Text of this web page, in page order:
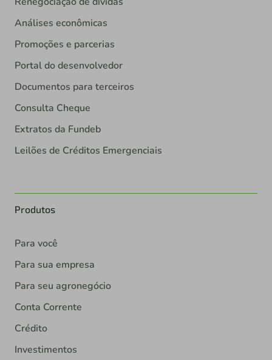
Análises econômicas
Promoções e parcerias
Portal do desenvolvedor
Documentos para terceiros
Consulta Cheque
Extratos da Fundeb
Leilões de Créditos Emergenciais
Produtos
Para você
Para sua empresa
Para seu agronegócio
Conta Corrente
Crédito
Investimentos